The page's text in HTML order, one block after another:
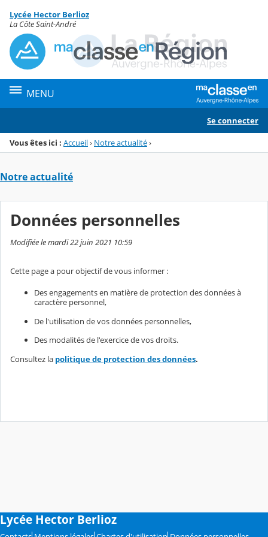
Menu de la rubrique
Contenu
Lycée Hector Berlioz
La Côte Saint-André
MENU
Se connecter
Vous êtes ici : Accueil› Notre actualité›
Notre actualité
Données personnelles
Modifiée le mardi 22 juin 2021 10:59
Cette page a pour objectif de vous informer :
Des engagements en matière de protection des données à
caractère personnel,
De l'utilisation de vos données personnelles,
Des modalités de l'exercice de vos droits.
Consultez la politique de protection des données.
Lycée Hector Berlioz